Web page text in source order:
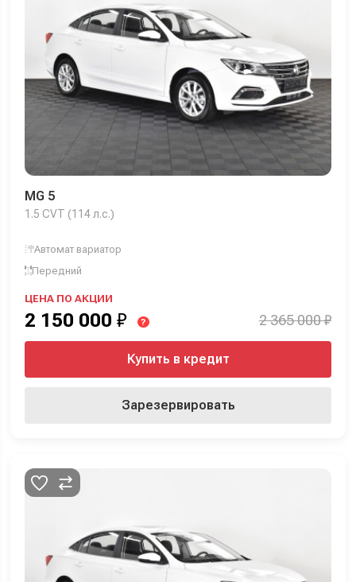
MG 5
1.5 CVT (114 л.с.)
Автомат вариатор
Передний
ЦЕНА ПО АКЦИИ
2 150 000 ₽ ? 2 365 000 ₽
Купить в кредит
Зарезервировать